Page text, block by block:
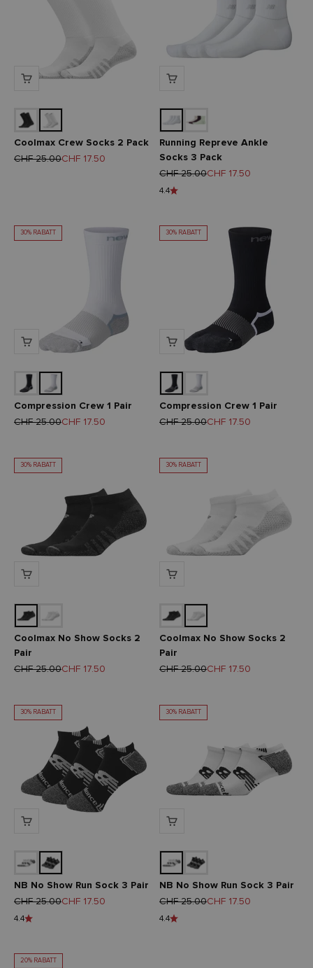
Coolmax Crew Socks 2 Pack
Regulärer Preis
CHF 25.00Angebot
CHF 17.50
Running Repreve Ankle
Socks 3 Pack
Regulärer Preis
CHF 25.00Angebot
CHF 17.50
4.4
30% RABATT
Compression Crew 1 Pair
Regulärer Preis
CHF 25.00Angebot
CHF 17.50
30% RABATT
Compression Crew 1 Pair
Regulärer Preis
CHF 25.00Angebot
CHF 17.50
30% RABATT
Coolmax No Show Socks 2
Pair
Regulärer Preis
CHF 25.00Angebot
CHF 17.50
30% RABATT
Coolmax No Show Socks 2
Pair
Regulärer Preis
CHF 25.00Angebot
CHF 17.50
30% RABATT
NB No Show Run Sock 3 Pair
Regulärer Preis
CHF 25.00Angebot
CHF 17.50
4.4
30% RABATT
NB No Show Run Sock 3 Pair
Regulärer Preis
CHF 25.00Angebot
CHF 17.50
4.4
20% RABATT